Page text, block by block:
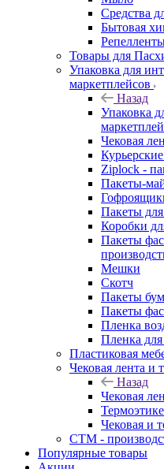
Средства
Бытовая
Товары для
Упаковка для
маркетплейсов
Назад
Упаковка
Чековая
Ziplock -
Пакеты-
Пакеты
Коробки
Пакеты
Мешки
Скотч
Пакеты
Пакеты
Пленка
Пленка для
Пластиковая
Чековая лента и
Назад
Чековая
Чековая и
СТМ -
Популярные товары